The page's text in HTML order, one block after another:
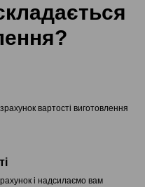
вартості виготовлення
і надсилаємо вам